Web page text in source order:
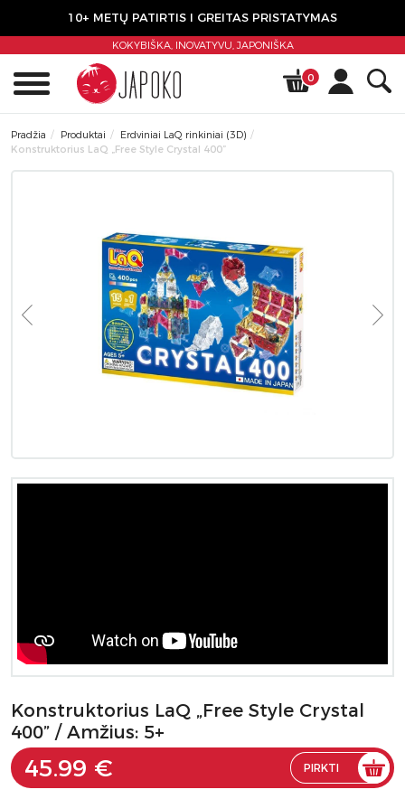
10+ METŲ PATIRTIS I GREITAS PRISTATYMAS
KOKYBIŠKA, INOVATYVU,JAPONIŠKA
0
Pradžia Produktai
Erdviniai LaQ rinkiniai (3D)
Konstruktorius LaQ „Free Style Crystal 400”
Konstruktorius LaQ „Free Style Crystal
400” / Amžius: 5+
45.99 € PIRKTI